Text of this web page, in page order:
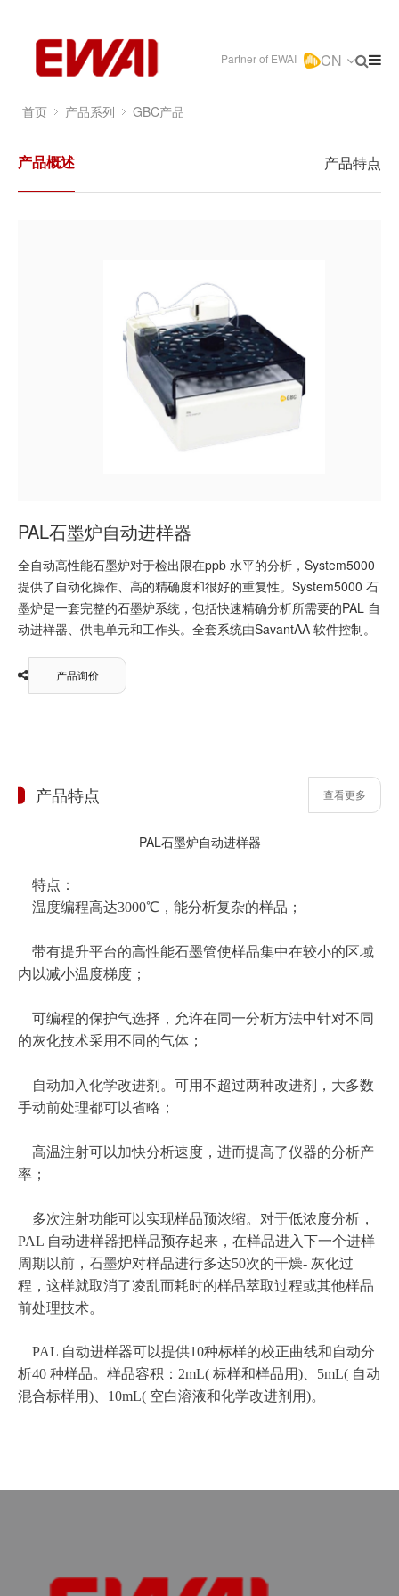
Partner of EWAI CN
首页 产品系列 GBC产品
产品概述 产品特点
PAL石墨炉自动进样器
全自动高性能石墨炉对于检出限在ppb 水平的分析，System5000
提供了自动化操作、高的精确度和很好的重复性。System5000 石
墨炉是一套完整的石墨炉系统，包括快速精确分析所需要的PAL 自
动进样器、供电单元和工作头。全套系统由SavantAA 软件控制。
产品询价
产品特点 查看更多
PAL石墨炉自动进样器
特点：
温度编程高达3000℃，能分析复杂的样品；
带有提升平台的高性能石墨管使样品集中在较小的区域
内以减小温度梯度；
可编程的保护气选择，允许在同一分析方法中针对不同
的灰化技术采用不同的气体；
自动加入化学改进剂。可用不超过两种改进剂，大多数
手动前处理都可以省略；
高温注射可以加快分析速度，进而提高了仪器的分析产
率；
多次注射功能可以实现样品预浓缩。对于低浓度分析，
PAL 自动进样器把样品预存起来，在样品进入下一个进样
周期以前，石墨炉对样品进行多达50次的干燥- 灰化过
程，这样就取消了凌乱而耗时的样品萃取过程或其他样品
前处理技术。
PAL 自动进样器可以提供10种标样的校正曲线和自动分
析40 种样品。样品容积：2mL( 标样和样品用)、5mL( 自动
混合标样用)、10mL( 空白溶液和化学改进剂用)。